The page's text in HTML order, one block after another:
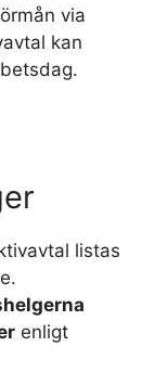
via
kan
listas
enligt